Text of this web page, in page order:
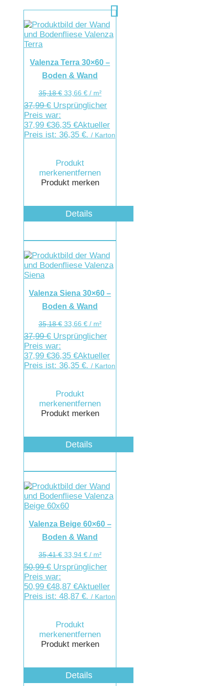
Valenza Terra 30×60 –
Boden & Wand
35,18€ 33,66 €/ m²
37,99€ Ursprünglicher
Preis war:
37,99 €36,35 €Aktueller
Preis ist: 36,35 €. / Karton
Produkt
merkenentfernen
Produkt merken
Details
Valenza Siena 30×60 –
Boden & Wand
35,18€ 33,66 €/ m²
37,99€ Ursprünglicher
Preis war:
37,99 €36,35 €Aktueller
Preis ist: 36,35 €. / Karton
Produkt
merkenentfernen
Produkt merken
Details
Valenza Beige 60×60 –
Boden & Wand
35,41€ 33,94 €/ m²
50,99€ Ursprünglicher
Preis war:
50,99 €48,87 €Aktueller
Preis ist: 48,87 €. / Karton
Produkt
merkenentfernen
Produkt merken
Details